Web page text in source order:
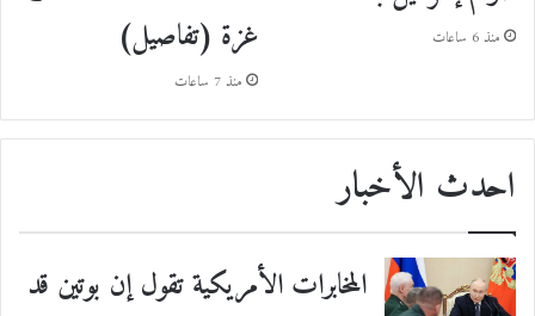
منذ 6 ساعات
غزة (تفاصيل)
منذ 7 ساعات
احدث الأخبار
المخابرات الأمريكية تقول إن بوتين قد